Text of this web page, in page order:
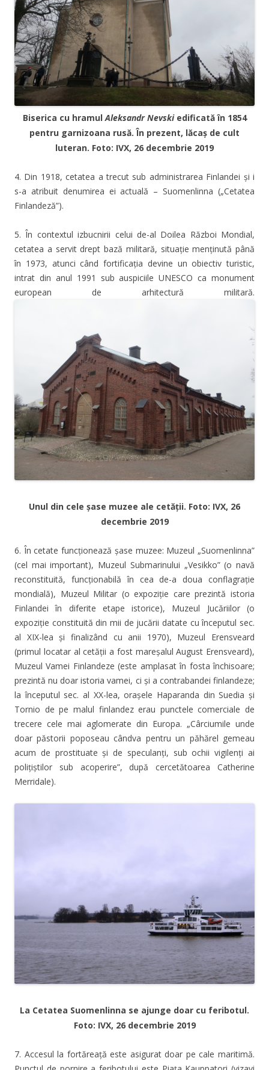
Biserica cu hramulAleksandr Nevskiedificată în 1854
pentru garnizoana rusă. În prezent, lăcaș de cult
luteran. Foto: IVX, 26 decembrie 2019
4. Din 1918, cetatea a trecut sub administrarea Finlandei și i
s-a atribuit denumirea ei actuală – Suomenlinna („Cetatea
Finlandeză”).
5. În contextul izbucnirii celui de-al Doilea Război Mondial,
cetatea a servit drept bază militară, situație menținută până
în 1973, atunci când fortificația devine un obiectiv turistic,
intrat din anul 1991 sub auspiciile UNESCO ca monument
european de arhitectură militară.
Unul din cele șase muzee ale cetății. Foto: IVX, 26
decembrie 2019
6. În cetate funcționează șase muzee: Muzeul „Suomenlinna”
(cel mai important), Muzeul Submarinului „Vesikko” (o navă
reconstituită, funcționabilă în cea de-a doua conflagrație
mondială), Muzeul Militar (o expoziție care prezintă istoria
Finlandei în diferite etape istorice), Muzeul Jucăriilor (o
expoziție constituită din mii de jucării datate cu începutul sec.
al XIX-lea și finalizând cu anii 1970), Muzeul Erensveard
(primul locatar al cetății a fost mareșalul August Erensveard),
Muzeul Vamei Finlandeze (este amplasat în fosta închisoare;
prezintă nu doar istoria vamei, ci și a contrabandei finlandeze;
la începutul sec. al XX-lea, orașele Haparanda din Suedia și
Tornio de pe malul finlandez erau punctele comerciale de
trecere cele mai aglomerate din Europa. „Cârciumile unde
doar păstorii poposeau cândva pentru un păhărel gemeau
acum de prostituate și de speculanți, sub ochii vigilenți ai
polițiștilor sub acoperire”, după cercetătoarea Catherine
Merridale).
La Cetatea Suomenlinna se ajunge doar cu feribotul.
Foto: IVX, 26 decembrie 2019
7. Accesul la fortăreață este asigurat doar pe cale maritimă.